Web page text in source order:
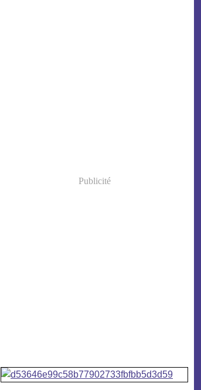
Publicité